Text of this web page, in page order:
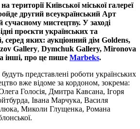
території Київської міської галереї
другий всеукраїнський Арт
мистецтву. У заході
проєкти українських та
серед яких: аукціонний дім Goldens,
Gallery, Dymchuk Gallery, Mironova
інші, про це пише Marbeks.
представлені роботи українських
вже відоме за кордоном, зокрема:
Голосія, Дмитра Кавсана, Ігоря
Івана Марчука, Василя
Миколи Глущенка, Романа